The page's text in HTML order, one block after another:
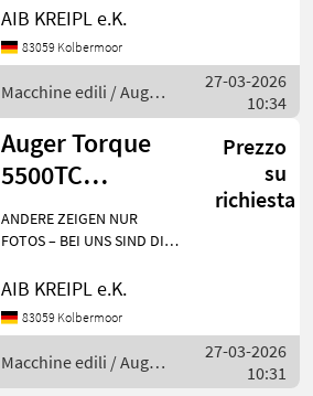
Besichtigen - anfassen -
WARUM WARTEN, WENN´S
Einfach anf
AIB KREIPL e.K.
83059 Kolbermoor
Macchine edili / Auger
Torque
27-03-2026
10:34
Auger Torque
5500TC
Erdbohrer für
Ladekran bis
Prezzo
su
richiesta
ANDERE ZEIGEN NUR
FOTOS – BEI UNS SIND DIE
Besichtigen - anfassen -
WARUM WARTEN, WENN´S
Einfach anf
AIB KREIPL e.K.
83059 Kolbermoor
Macchine edili / Auger
Torque
27-03-2026
10:31